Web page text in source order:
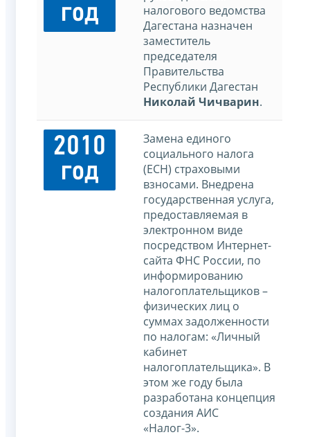
год
налогового ведомства
Дагестана назначен
заместитель
председателя
Правительства
Республики Дагестан
Николай Чичварин.
2010
год
Замена единого
социального налога
(ЕСН) страховыми
взносами. Внедрена
государственная услуга,
предоставляемая в
электронном виде
посредством Интернет-
сайта ФНС России, по
информированию
налогоплательщиков –
физических лиц о
суммах задолженности
по налогам: «Личный
кабинет
налогоплательщика». В
этом же году была
разработана концепция
создания АИС
«Налог-3».